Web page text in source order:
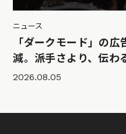
ニュース
「ダークモード」の
減。派手さより、伝わ
2026.08.05